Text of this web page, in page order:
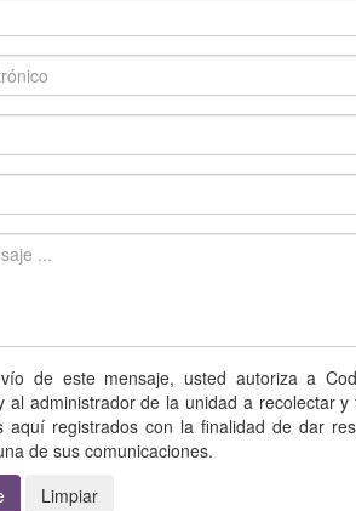
de este mensaje, usted autoriza a
al administrador de la unidad a recolectar y
aquí registrados con la finalidad de dar
de sus comunicaciones.
Limpiar